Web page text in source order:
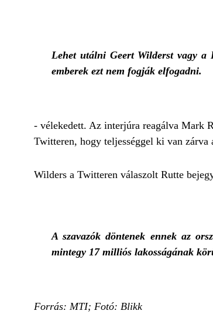
Lehet utálni Geert Wilderst vagy a
emberek ezt nem fogják elfogadni.
- vélekedett. Az interjúra reagálva Mark
Twitteren, hogy teljességgel ki van
Wilders a Twitteren válaszolt Rutte
A szavazók döntenek ennek az
mintegy 17 milliós lakosságának
Forrás: MTI; Fotó: Blikk